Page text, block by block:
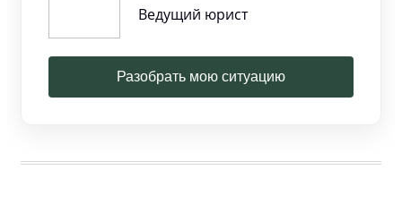
Ведущий юрист
Разобрать мою ситуацию